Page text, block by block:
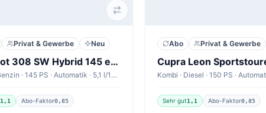
Privat & Gewerbe Neu
Peugeot 308 SW Hybrid 145 e-DSC6 SW GT
Kombi · Benzin · 145 PS · Automatik · 5,1 l/100km
1,1 Abo-Faktor0,85
Abo Privat & Gewerbe
Sehr gut1,1 Abo-Faktor0,85